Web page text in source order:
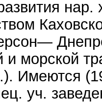
нар.
и морской
Имеются
уч.